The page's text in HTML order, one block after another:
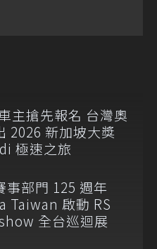
主搶先報名 台灣奧
2026 新加坡大獎
極速之旅
事部門 125 週年
Taiwan 啟動 RS
全台巡迴展